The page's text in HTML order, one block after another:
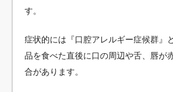
す。
症状的には『口腔アレルギー症候群』
品を食べた直後に口の周辺や舌、唇が
合があります。